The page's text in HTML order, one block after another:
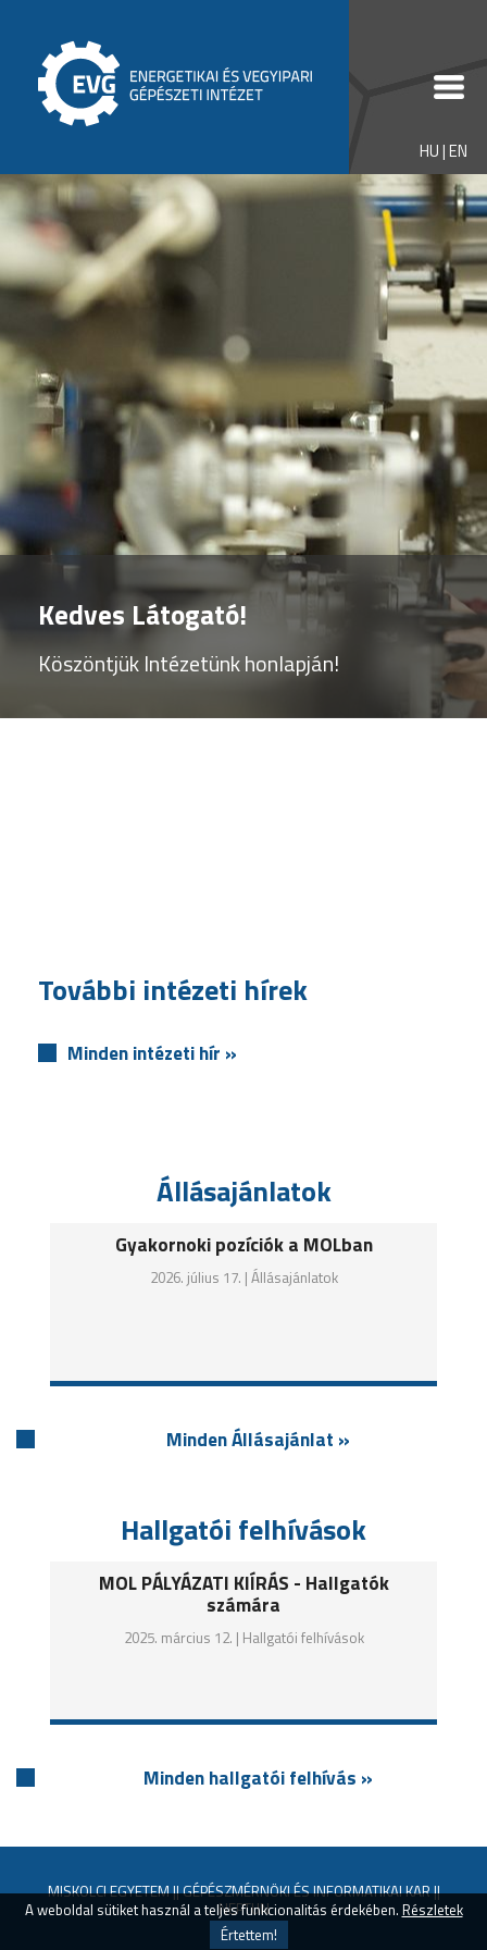
HU|EN
Kedves Látogató!
Köszöntjük Intézetünk honlapján!
További intézeti hírek
Minden intézeti hír »
Állásajánlatok
Gyakornoki pozíciók a MOLban
2026. július 17. | Állásajánlatok
Minden Állásajánlat »
Hallgatói felhívások
MOL PÁLYÁZATI KIÍRÁS - Hallgatók
számára
2025. március 12. | Hallgatói felhívások
Minden hallgatói felhívás »
MISKOLCI EGYETEM||GÉPÉSZMÉRNÖKI ÉS INFORMATIKAI KAR||
NEPTUN
A weboldal sütiket használ a teljes funkcionalitás érdekében. Részletek